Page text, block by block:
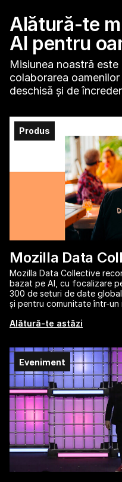
Alătură-te
AI pentru
Misiunea noastră
colaborarea
deschisă și de
Mozilla Data
Produs
Mozilla Data Collective
bazat pe AI, cu focalizare
300 de seturi de date
și pentru comunitate într-
Alătură-te astăzi
Eveniment